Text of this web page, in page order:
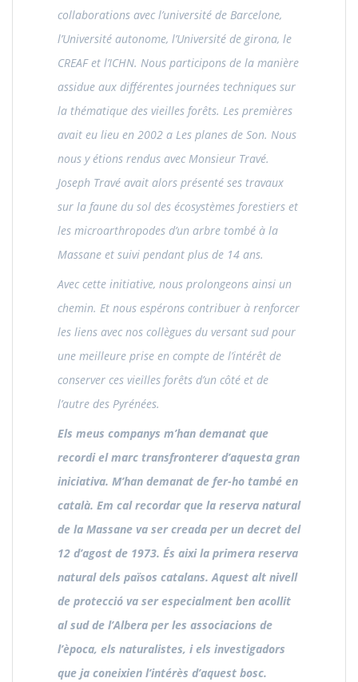
collaborations avec l’université de Barcelone,
l’Université autonome, l’Université de girona, le
CREAF et l’ICHN. Nous participons de la manière
assidue aux différentes journées techniques sur
la thématique des vieilles forêts. Les premières
avait eu lieu en 2002 a Les planes de Son. Nous
nous y étions rendus avec Monsieur Travé.
Joseph Travé avait alors présenté ses travaux
sur la faune du sol des écosystèmes forestiers et
les microarthropodes d’un arbre tombé à la
Massane et suivi pendant plus de 14 ans.
Avec cette initiative, nous prolongeons ainsi un
chemin. Et nous espérons contribuer à renforcer
les liens avec nos collègues du versant sud pour
une meilleure prise en compte de l’intérêt de
conserver ces vieilles forêts d’un côté et de
l’autre des Pyrénées.
Els meus companys m’han demanat que
recordi el marc transfronterer d’aquesta gran
iniciativa. M’han demanat de fer-ho també en
català. Em cal recordar que la reserva natural
de la Massane va ser creada per un decret del
12 d’agost de 1973. És aixi la primera reserva
natural dels països catalans. Aquest alt nivell
de protecció va ser especialment ben acollit
al sud de l’Albera per les associacions de
l’època, els naturalistes, i els investigadors
que ja coneixien l’intérès d’aquest bosc.